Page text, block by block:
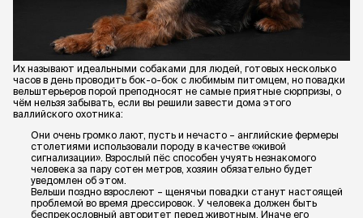
Их называют идеальными собаками для людей, готовых несколько
часов в день проводить бок-о-бок с любимым питомцем, но повадки
вельштерьеров порой преподносят не самые приятные сюрпризы, о
чём нельзя забывать, если вы решили завести дома этого
валлийского охотника:
Они очень громко лают, пусть и нечасто – английские фермеры
столетиями использовали породу в качестве «живой
сигнализации». Взрослый пёс способен учуять незнакомого
человека за пару сотен метров, хозяин обязательно будет
уведомлен об этом.
Вельши поздно взрослеют – щенячьи повадки станут настоящей
проблемой во время дрессировок. У человека должен быть
беспрекословный авторитет перед животным. Иначе его